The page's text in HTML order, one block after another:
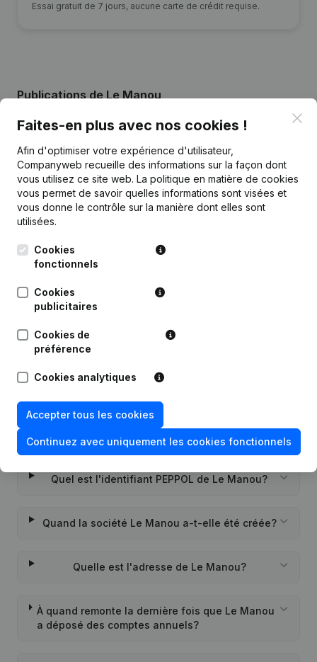
Essai gratuit de 7 jours, aucune carte de crédit requise.
Publicationsde Le Manou
29-12-2023
Statuts (Traduction, Coordination,
Autres Modifications,...)
28-10-2016 Demissions, Nominations
14-10-2016
Rubrique Constitution (Nouvelle
Personne Morale, Ouverture
Quel est le numéro de TVA de Le Manou?
Quel est l'identifiant PEPPOL de Le Manou?
Quand la société Le Manou a-t-elle été créée?
Quelle est l'adresse de Le Manou?
À quand remonte la dernière fois que Le Manou
a déposé des comptes annuels?
Faites-en plus avec nos cookies !
Afin d'optimiser votre expérience d'utilisateur,
Companyweb recueille des informations sur la façon dont
vous utilisez ce site web. La politique en matière de cookies
vous permet de savoir quelles informations sont visées et
vous donne le contrôle sur la manière dont elles sont
utilisées.
Cookies
fonctionnels
Cookies
publicitaires
Cookies de
préférence
Cookies analytiques
Accepter tous les cookies
Continuez avec uniquement les cookies fonctionnels